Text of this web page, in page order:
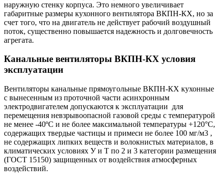
наружную стенку корпуса. Это немного увеличивает
габаритные размеры кухонного вентилятора ВКПН-КХ, но за
счет того, что на двигатель не действует рабочий воздушный
поток, существенно повышается надежность и долговечность
агрегата.
Канальные вентиляторы ВКПН-КХ условия
эксплуатации
Вентиляторы канальные прямоугольные ВКПН-КХ кухонные
с вынесенным из проточной части асинхронным
электродвигателем допускаются к эксплуатации для
перемещения невзрывоопасной газовой среды с температурой
не менее -40ºС и не более максимальной температуры +120°С,
содержащих твердые частицы и примеси не более 100 мг/м3 ,
не содержащих липких веществ и волокнистых материалов, в
климатических условиях У и Т по 2 и 3 категории размещения
(ГОСТ 15150) защищенных от воздействия атмосферных
воздействий.